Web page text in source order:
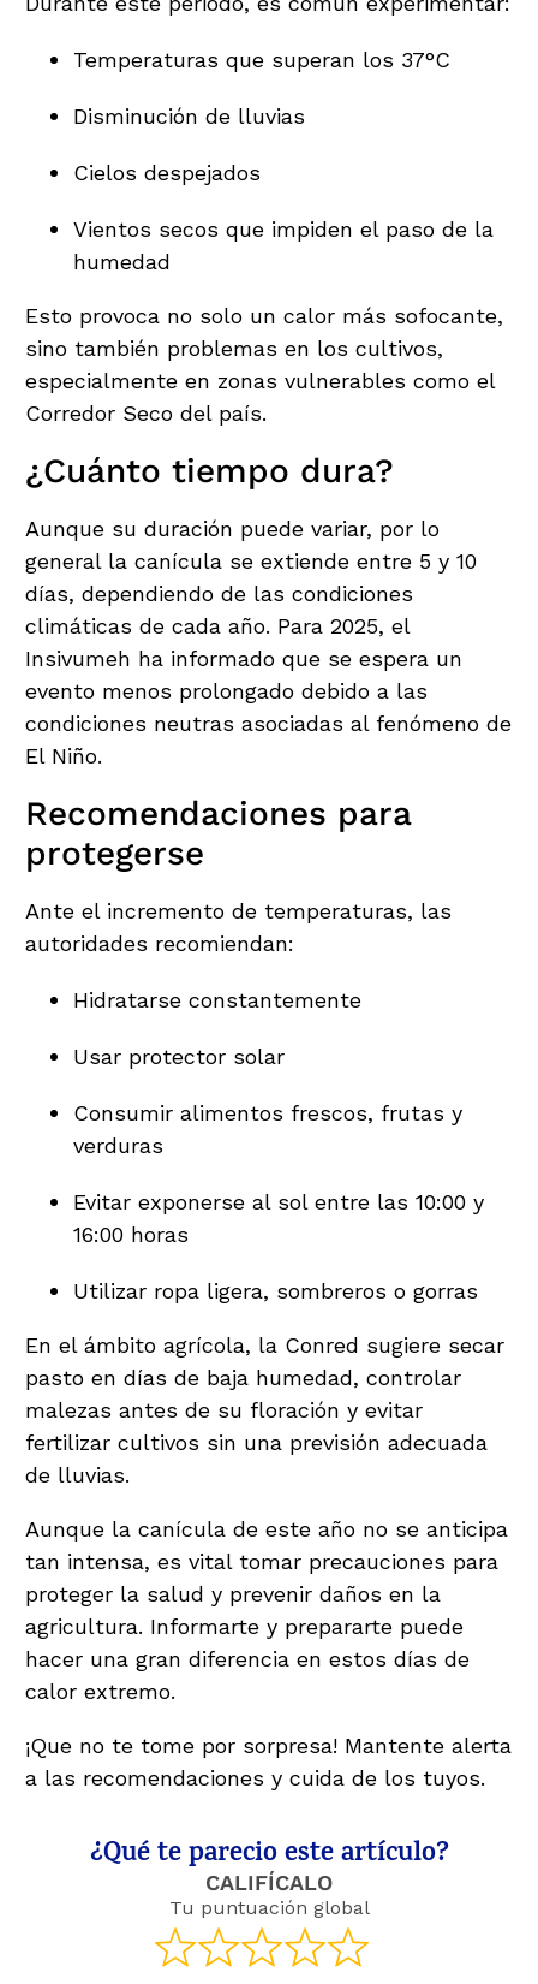
Temperaturas que superan los 37°C
Disminución de lluvias
Cielos despejados
Vientos secos que impiden el paso de la
humedad
Esto provoca no solo un calor más sofocante,
sino también problemas en los cultivos,
especialmente en zonas vulnerables como el
Corredor Seco del país.
¿Cuánto tiempo dura?
Aunque su duración puede variar, por lo
general la canícula se extiende entre 5 y 10
días, dependiendo de las condiciones
climáticas de cada año. Para 2025, el
Insivumeh ha informado que se espera un
evento menos prolongado debido a las
condiciones neutras asociadas al fenómeno de
El Niño.
Recomendaciones para
protegerse
Ante el incremento de temperaturas, las
autoridades recomiendan:
Hidratarse constantemente
Usar protector solar
Consumir alimentos frescos, frutas y
verduras
Evitar exponerse al sol entre las 10:00 y
16:00 horas
Utilizar ropa ligera, sombreros o gorras
En el ámbito agrícola, la Conred sugiere secar
pasto en días de baja humedad, controlar
malezas antes de su floración y evitar
fertilizar cultivos sin una previsión adecuada
de lluvias.
Aunque la canícula de este año no se anticipa
tan intensa, es vital tomar precauciones para
proteger la salud y prevenir daños en la
agricultura. Informarte y prepararte puede
hacer una gran diferencia en estos días de
calor extremo.
¡Que no te tome por sorpresa! Mantente alerta
a las recomendaciones y cuida de los tuyos.
¿Qué te parecio este artículo?
CALIFÍCALO
Tu puntuación global